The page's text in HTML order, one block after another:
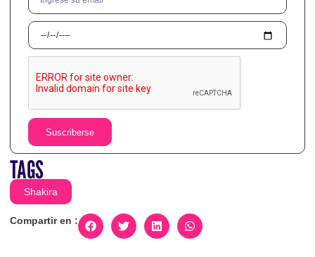
Suscriberse
TAGS
Shakira
Compartir en :